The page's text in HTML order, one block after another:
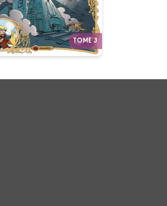
TOME 3
Autres tomes